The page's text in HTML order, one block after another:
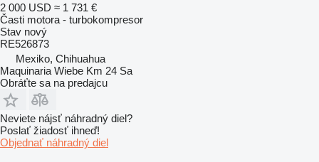
2 000 USD ≈ 1 731 €
Časti motora - turbokompresor
Stav nový
RE526873
Mexiko, Chihuahua
Maquinaria Wiebe Km 24 Sa
Obráťte sa na predajcu
Neviete nájsť náhradný diel?
Poslať žiadosť ihneď!
Objednať náhradný diel